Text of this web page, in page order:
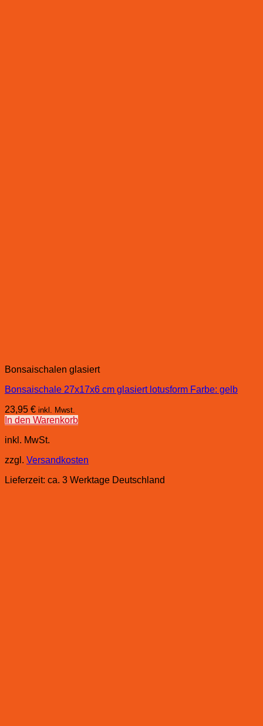
Bonsaischalen glasiert
Bonsaischale 27x17x6 cm glasiert lotusform Farbe: gelb
23,95 € inkl. Mwst.
In den Warenkorb
inkl. MwSt.
zzgl. Versandkosten
Lieferzeit: ca. 3 Werktage Deutschland